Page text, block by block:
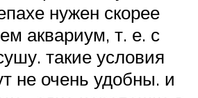
нужен скорее
аквариум, т. е. с
такие условия
не очень удобны. и